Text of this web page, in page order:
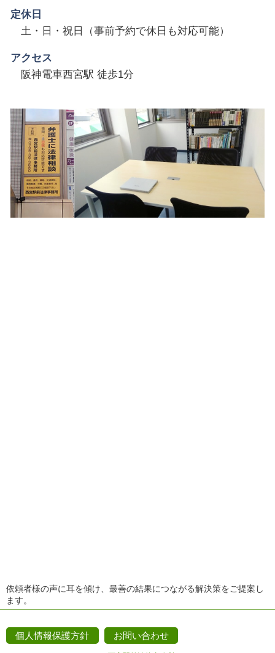
定休日
土・日・祝日（事前予約で休日も対応可能）
アクセス
阪神電車西宮駅 徒歩1分
依頼者様の声に耳を傾け、最善の結果につながる解決策をご提案し
ます。
個人情報保護方針 お問い合わせ